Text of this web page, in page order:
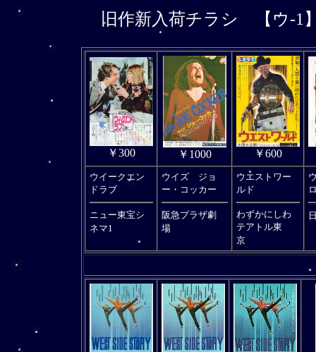
旧作新入荷チラシ 【ウ-1
￥300 ￥1000 ￥600
ウイークエン
ドラブ
ニュー東宝シ
ネマ1
ウイズ ジョ
ー・コッカー
阪急プラザ劇
場
ウエストワー
ルド
わずかにしわ
テアトル東
京